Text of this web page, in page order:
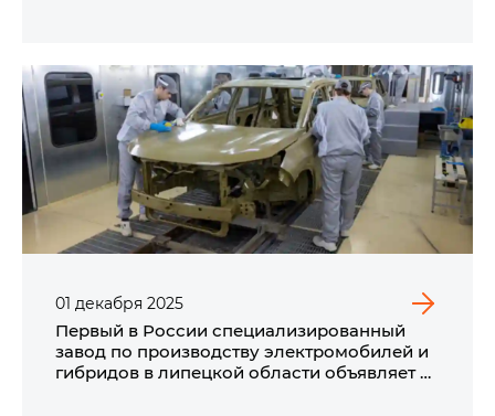
01 декабря 2025
Первый в России специализированный
завод по производству электромобилей и
гибридов в липецкой области объявляет о